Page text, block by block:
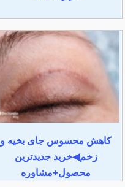
کاهش محسوس جای بخیه و
زخم◀خرید جدیدترین
محصول+مشاوره